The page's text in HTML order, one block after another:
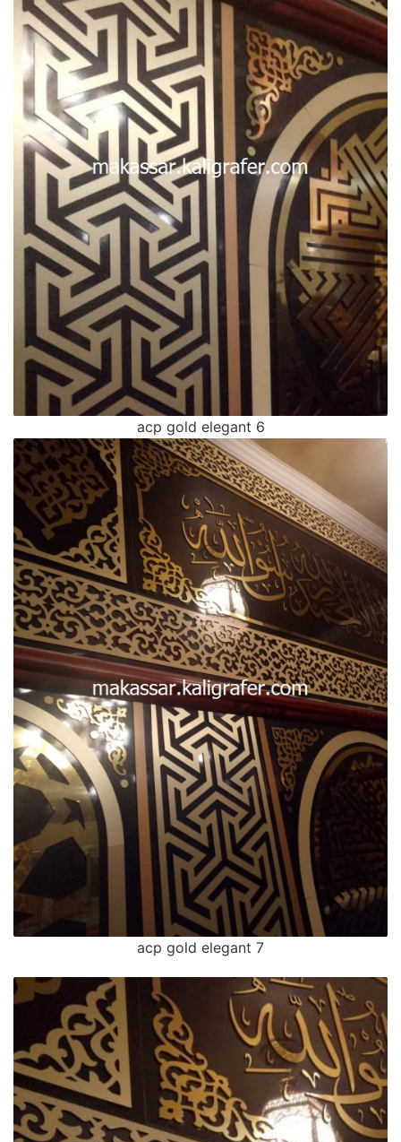
acp gold elegant 6
acp gold elegant 7